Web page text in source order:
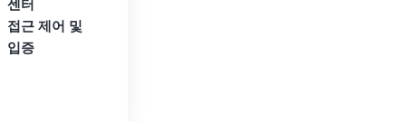
센터
접근 제어 및
입증